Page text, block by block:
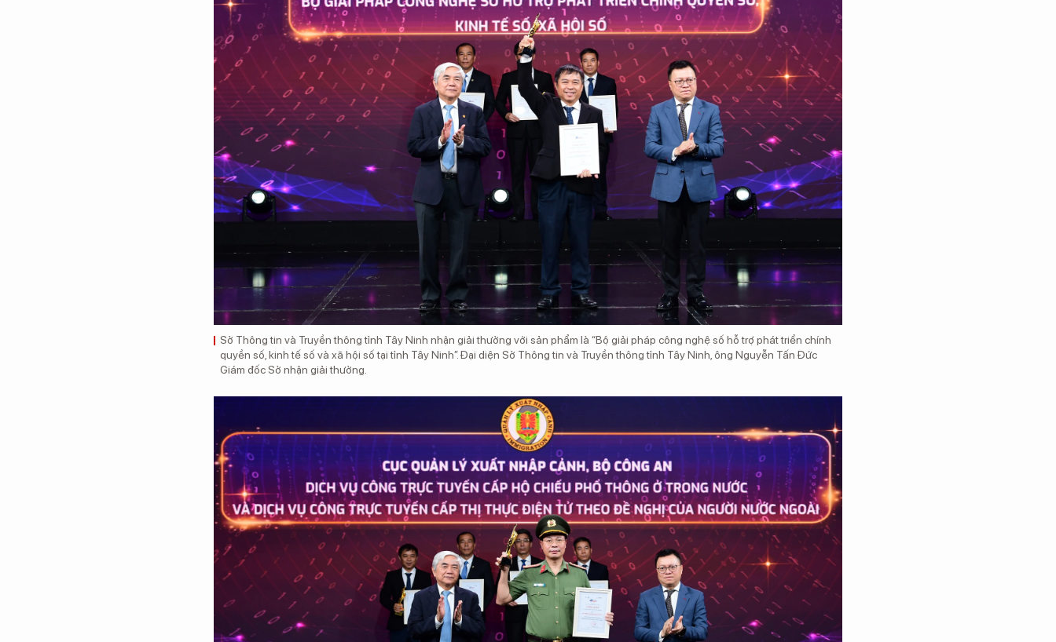
Sở Thông tin và Truyền thông tỉnh Tây Ninh nhận giải thưởng với sản phẩm là “Bộ giải pháp công nghệ số hỗ trợ phát triển chính
quyền số, kinh tế số và xã hội số tại tỉnh Tây Ninh”. Đại diện Sở Thông tin và Truyền thông tỉnh Tây Ninh, ông Nguyễn Tấn Đức
Giám đốc Sở nhận giải thưởng.